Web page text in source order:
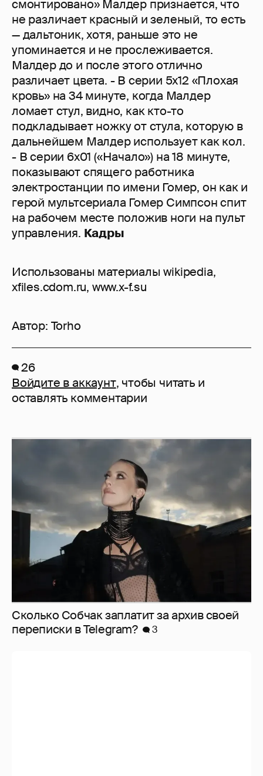
смонтировано» Малдер признается, что
не различает красный и зеленый, то есть
— дальтоник, хотя, раньше это не
упоминается и не прослеживается.
Малдер до и после этого отлично
различает цвета. - В серии 5х12 «Плохая
кровь» на 34 минуте, когда Малдер
ломает стул, видно, как кто-то
подкладывает ножку от стула, которую в
дальнейшем Малдер использует как кол.
- В серии 6x01 («Начало») на 18 минуте,
показывают спящего работника
электростанции по имени Гомер, он как и
герой мультсериала Гомер Симпсон спит
на рабочем месте положив ноги на пульт
управления. Кадры
Использованы материалы wikipedia,
xfiles.cdom.ru, www.x-f.su
Автор: Torho
26
Войдите в аккаунт, чтобы читать и
оставлять комментарии
Сколько Собчак заплатит за архив своей
перeписки в Telegram?
3